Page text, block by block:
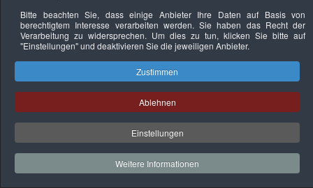
Datenschutzerklärung Urheberrechtsnachweise Nachhaltigkeit
Copyright © 2026. Bundesverband Deutscher
Sachverständiger und Fachgutachter e.V..
Bitte beachten Sie, dass einige Anbieter Ihre Daten auf Basis von
berechtigtem Interesse verarbeiten werden. Sie haben das Recht der
Verarbeitung zu widersprechen. Um dies zu tun, klicken Sie bitte auf
"Einstellungen"und deaktivieren Sie die jeweiligen Anbieter.
Zustimmen
Ablehnen
Einstellungen
Weitere Informationen